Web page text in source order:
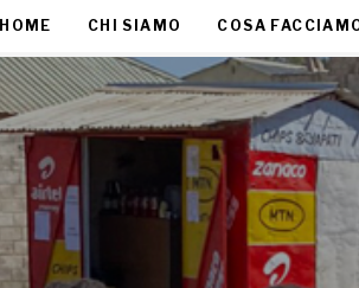
HOME CHI SIAMO COSA